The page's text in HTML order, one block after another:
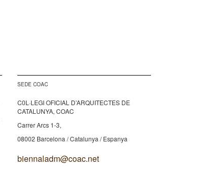
SEDE COAC
C0L·LEGI OFICIAL D’ARQUITECTES DE
CATALUNYA, COAC
Carrer Arcs 1-3,
08002 Barcelona / Catalunya / Espanya
biennaladm@coac.net